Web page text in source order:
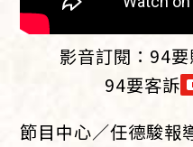
影音訂閱： 94
94要客訴
節目中心／任德駿報